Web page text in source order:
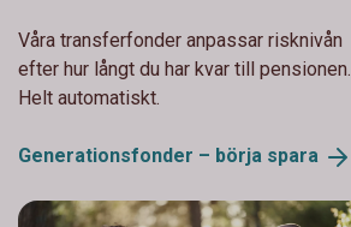
Våra transferfonder anpassar risknivån
efter hur långt du har kvar till pensionen.
Helt automatiskt.
Generationsfonder – börja spara